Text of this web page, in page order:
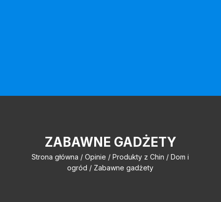
ZABAWNE GADŻETY
Strona główna /Opinie /Produkty z Chin /Dom i
ogród / Zabawne gadżety